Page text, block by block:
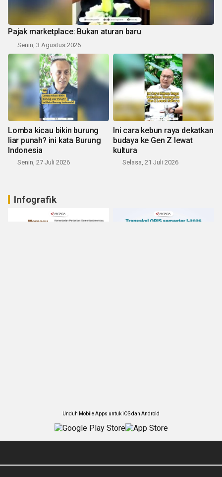
Pajak marketplace: Bukan aturan baru
Senin, 3 Agustus 2026
Lomba kicau bikin burung
liar punah? ini kata Burung
Indonesia
Senin, 27 Juli 2026
Ini cara kebun raya dekatkan
budaya ke Gen Z lewat
kultura
Selasa, 21 Juli 2026
Infografik
Unduh Mobile Apps untuk iOS dan Android